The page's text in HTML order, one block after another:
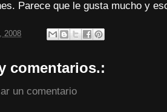
Parece que le gusta mucho y
2008
comentarios.:
un comentario